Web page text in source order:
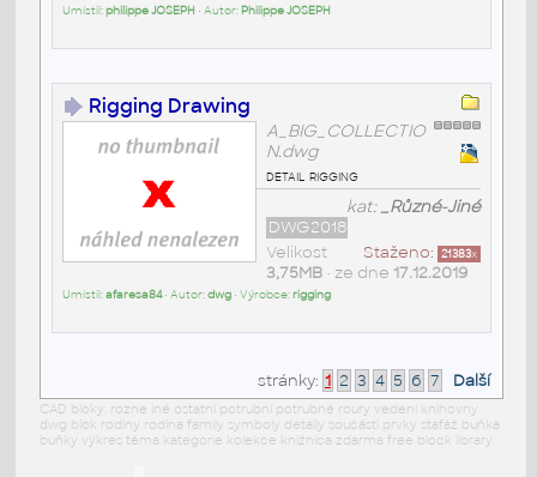
Umístil:philippe JOSEPH • Autor: Philippe JOSEPH
Rigging Drawing
A_BIG_COLLECTIO
N.dwg
detail rigging
kat:_Různé-Jiné
DWG2018
Staženo: 21383x
Velikost
3,75MB• ze dne 17.12.2019
Umístil:afaresa84• Autor:dwg• Výrobce:rigging
stránky: 1 2 3 4 5 6 7 Další
CAD bloky: rozne iné ostatní potrubní potrubné roury vedení knihovny
dwg blok rodiny rodina family symboly detaily součásti prvky stafáž buňka
buňky výkres téma kategorie kolekce knižnica zdarma free block library